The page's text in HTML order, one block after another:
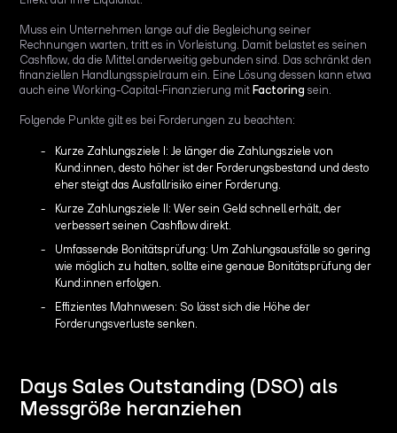
Muss ein Unternehmen lange auf die Begleichung seiner
Rechnungen warten, tritt es in Vorleistung. Damit belastet es seinen
Cashflow, da die Mittel anderweitig gebunden sind. Das schränkt den
finanziellen Handlungsspielraum ein. Eine Lösung dessen kann etwa
auch eine Working-Capital-Finanzierung mitFactoring sein.
Folgende Punkte gilt es bei Forderungen zu beachten:
Kurze Zahlungsziele I: Je länger die Zahlungsziele von
Kund:innen, desto höher ist der Forderungsbestand und desto
eher steigt das Ausfallrisiko einer Forderung.
Kurze Zahlungsziele II: Wer sein Geld schnell erhält, der
verbessert seinen Cashflow direkt.
Umfassende Bonitätsprüfung: Um Zahlungsausfälle so gering
wie möglich zu halten, sollte eine genaue Bonitätsprüfung der
Kund:innen erfolgen.
Effizientes Mahnwesen: So lässt sich die Höhe der
Forderungsverluste senken.
Days Sales Outstanding (DSO) als
Messgröße heranziehen